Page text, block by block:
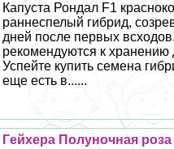
Капуста Рондал F1
раннеспелый гибрид,
дней после первых
рекомендуются к хранению
Успейте купить семена
еще есть в......
Гeйхера Полуночная роза